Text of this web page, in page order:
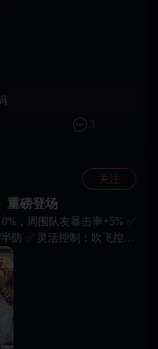
包」！ ⏰ 活动倒
霸业！
3
关注
重磅登场
防 ✅ 灵活控制：吹飞控场
肤「夜阑鹄梦」：朱红马